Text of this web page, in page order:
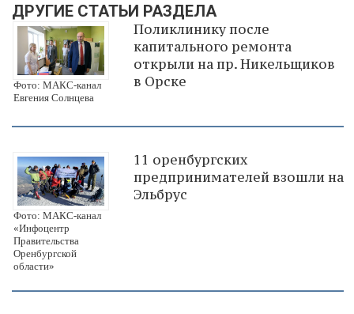
ДРУГИЕ СТАТЬИ РАЗДЕЛА
Фото: МАКС-канал
Евгения Солнцева
Поликлинику после
капитального ремонта
открыли на пр. Никельщиков
в Орске
Фото: МАКС-канал
«Инфоцентр
Правительства
Оренбургской
области»
11 оренбургских
предпринимателей взошли на
Эльбрус